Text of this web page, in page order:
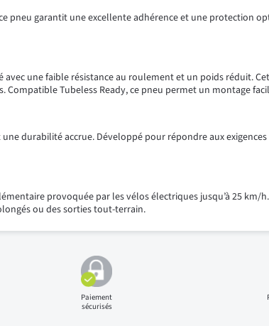
pneu garantit une excellente adhérence et une
une faible résistance au roulement et un poids réduit.
Tubeless Ready, ce pneu permet un montage
durabilité accrue. Développé pour répondre aux
provoquée par les vélos électriques jusqu’à 25
ou des sorties tout-terrain.
Paiement
sécurisés